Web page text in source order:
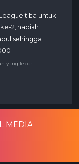
tiba untuk
2, hadiah
sehingga
yang lepas
MEDIA